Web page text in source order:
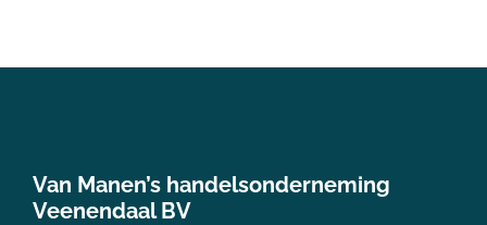
Van Manen’s handelsonderneming
Veenendaal BV